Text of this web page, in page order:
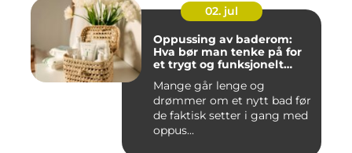
02. jul
Oppussing av baderom:
Hva bør man tenke på for
et trygt og funksjonelt
Mange går lenge og
drømmer om et nytt bad før
de faktisk setter i gang med
oppus...